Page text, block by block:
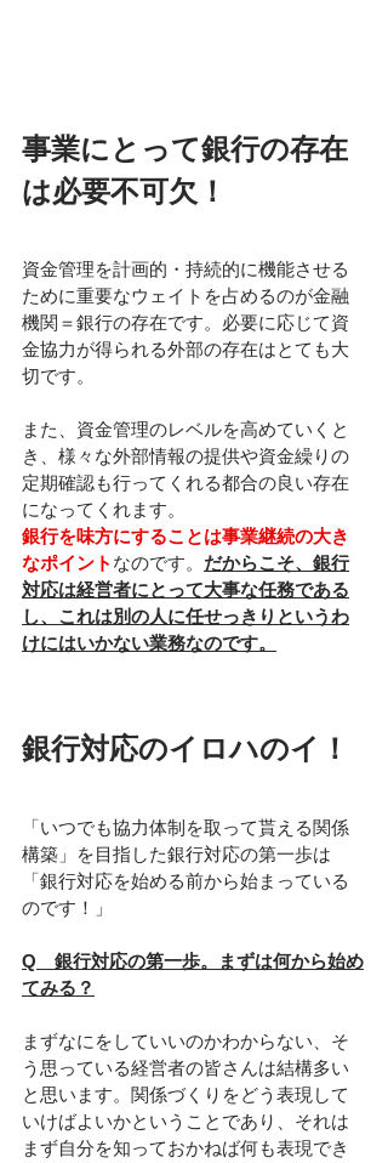
事業にとって銀行の存在
は必要不可欠！
資金管理を計画的・持続的に機能させる
ために重要なウェイトを占めるのが金融
機関＝銀行の存在です。必要に応じて資
金協力が得られる外部の存在はとても大
切です。
また、資金管理のレベルを高めていくと
き、様々な外部情報の提供や資金繰りの
定期確認も行ってくれる都合の良い存在
になってくれます。
銀行を味方にすることは事業継続の大き
なポイント なのです。 だからこそ、銀行
対応は経営者にとって大事な任務である
し、これは別の人に任せっきりというわ
けにはいかない業務なのです。
銀行対応のイロハのイ！
「いつでも協力体制を取って貰える関係
構築」を目指した銀行対応の第一歩は
「銀行対応を始める前から始まっている
のです！」
Q　銀行対応の第一歩。まずは何から始め
てみる？
まずなにをしていいのかわからない、そ
う思っている経営者の皆さんは結構多い
と思います。関係づくりをどう表現して
いけばよいかということであり、それは
まず自分を知っておかねば何も表現でき